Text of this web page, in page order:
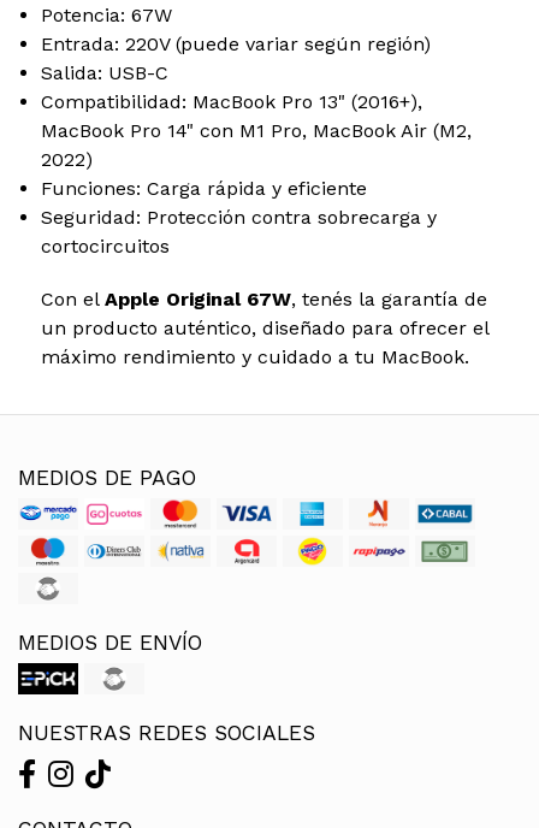
Potencia: 67W
Entrada: 220V (puede variar según región)
Salida: USB-C
Compatibilidad: MacBook Pro 13" (2016+),
MacBook Pro 14" con M1 Pro, MacBook Air (M2,
2022)
Funciones: Carga rápida y eficiente
Seguridad: Protección contra sobrecarga y
cortocircuitos
Con el Apple Original 67W, tenés la garantía de
un producto auténtico, diseñado para ofrecer el
máximo rendimiento y cuidado a tu MacBook.
MEDIOS DE PAGO
MEDIOS DE ENVÍO
NUESTRAS REDES SOCIALES